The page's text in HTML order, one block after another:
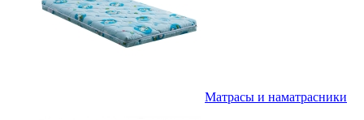
Матрасы и наматрасники